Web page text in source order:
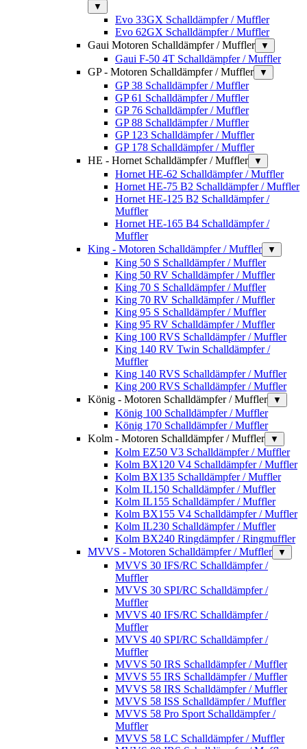
▼
Evo 33GX Schalldämpfer / Muffler
Evo 62GX Schalldämpfer / Muffler
Gaui Motoren Schalldämpfer / Muffler
▼
Gaui F-50 4T Schalldämpfer / Muffler
GP - Motoren Schalldämpfer / Muffler
▼
GP 38 Schalldämpfer / Muffler
GP 61 Schalldämpfer / Muffler
GP 76 Schalldämpfer / Muffler
GP 88 Schalldämpfer / Muffler
GP 123 Schalldämpfer / Muffler
GP 178 Schalldämpfer / Muffler
HE - Hornet Schalldämpfer / Muffler
▼
Hornet HE-62 Schalldämpfer / Muffler
Hornet HE-75 B2 Schalldämpfer / Muffler
Hornet HE-125 B2 Schalldämpfer /
Muffler
Hornet HE-165 B4 Schalldämpfer /
Muffler
King - Motoren Schalldämpfer / Muffler
▼
King 50 S Schalldämpfer / Muffler
King 50 RV Schalldämpfer / Muffler
King 70 S Schalldämpfer / Muffler
King 70 RV Schalldämpfer / Muffler
King 95 S Schalldämpfer / Muffler
King 95 RV Schalldämpfer / Muffler
King 100 RVS Schalldämpfer / Muffler
King 140 RV Twin Schalldämpfer /
Muffler
King 140 RVS Schalldämpfer / Muffler
King 200 RVS Schalldämpfer / Muffler
König - Motoren Schalldämpfer / Muffler
▼
König 100 Schalldämpfer / Muffler
König 170 Schalldämpfer / Muffler
Kolm - Motoren Schalldämpfer / Muffler
▼
Kolm EZ50 V3 Schalldämpfer / Muffler
Kolm BX120 V4 Schalldämpfer / Muffler
Kolm BX135 Schalldämpfer / Muffler
Kolm IL150 Schalldämpfer / Muffler
Kolm IL155 Schalldämpfer / Muffler
Kolm BX155 V4 Schalldämpfer / Muffler
Kolm IL230 Schalldämpfer / Muffler
Kolm BX240 Ringdämpfer / Ringmuffler
MVVS - Motoren Schalldämpfer / Muffler
▼
MVVS 30 IFS/RC Schalldämpfer /
Muffler
MVVS 30 SPI/RC Schalldämpfer /
Muffler
MVVS 40 IFS/RC Schalldämpfer /
Muffler
MVVS 40 SPI/RC Schalldämpfer /
Muffler
MVVS 50 IRS Schalldämpfer / Muffler
MVVS 55 IRS Schalldämpfer / Muffler
MVVS 58 IRS Schalldämpfer / Muffler
MVVS 58 ISS Schalldämpfer / Muffler
MVVS 58 Pro Sport Schalldämpfer /
Muffler
MVVS 58 LC Schalldämpfer / Muffler